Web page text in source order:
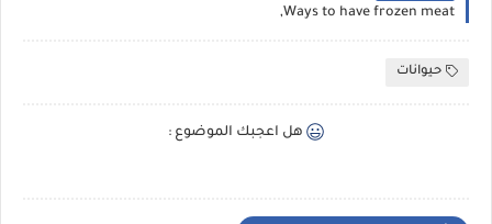
Ways to have frozen meat,
حيوانات
هل اعجبك الموضوع :